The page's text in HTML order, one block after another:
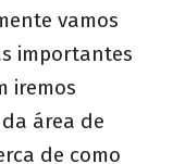
vamos
importantes
iremos
área de
de como